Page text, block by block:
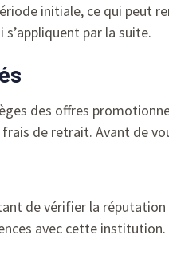
initiale, ce qui peut
par la suite.
des offres
de retrait. Avant de
de vérifier la
avec cette